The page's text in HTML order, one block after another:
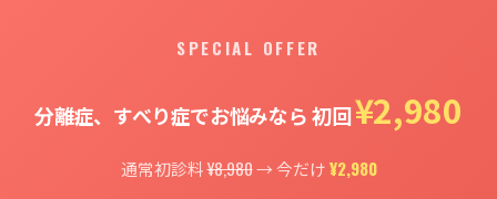
SPECIAL OFFER
分離症、すべり症でお悩みなら 初回¥2,980
通常初診料¥8,980→ 今だけ¥2,980